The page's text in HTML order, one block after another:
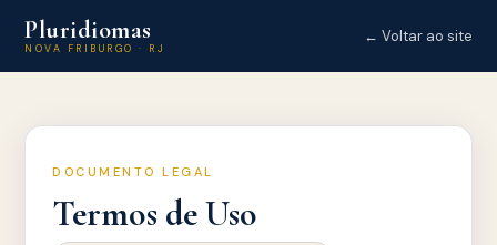
Pluridiomas
NOVA FRIBURGO · RJ
← Voltar ao site
DOCUMENTO LEGAL
Termos de Uso